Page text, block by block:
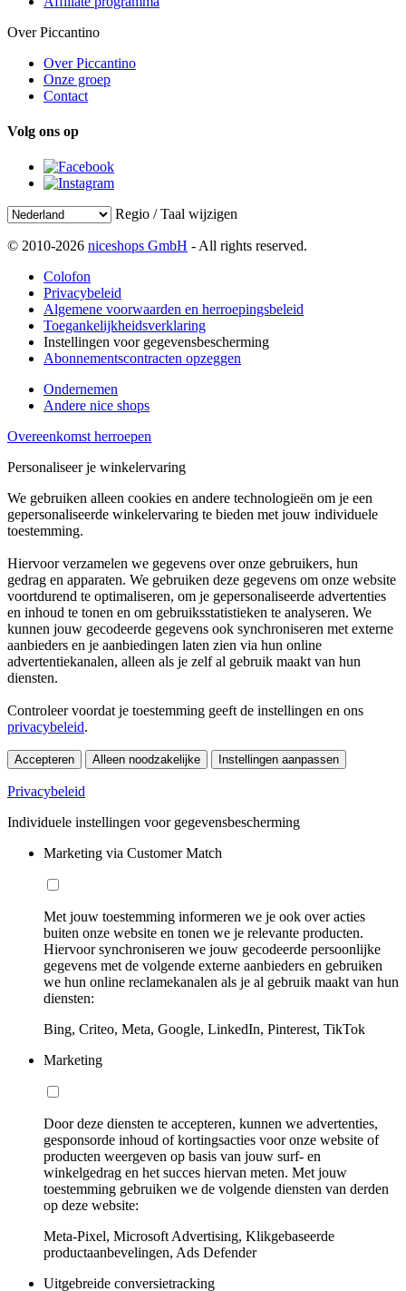
Over Piccantino
Over Piccantino
Onze groep
Contact
Volg ons op
Regio / Taal wijzigen
© 2010-2026 niceshops GmbH - All rights reserved.
Colofon
Privacybeleid
Algemene voorwaarden en herroepingsbeleid
Toegankelijkheidsverklaring
Instellingen voor gegevensbescherming
Abonnementscontracten opzeggen
Ondernemen
Andere nice shops
Overeenkomst herroepen
Personaliseer je winkelervaring
We gebruiken alleen cookies en andere technologieën om je een
gepersonaliseerde winkelervaring te bieden met jouw individuele
toestemming.
Hiervoor verzamelen we gegevens over onze gebruikers, hun
gedrag en apparaten. We gebruiken deze gegevens om onze website
voortdurend te optimaliseren, om je gepersonaliseerde advertenties
en inhoud te tonen en om gebruiksstatistieken te analyseren. We
kunnen jouw gecodeerde gegevens ook synchroniseren met externe
aanbieders en je aanbiedingen laten zien via hun online
advertentiekanalen, alleen als je zelf al gebruik maakt van hun
diensten.
Controleer voordat je toestemming geeft de instellingen en ons
privacybeleid.
Accepteren Alleen noodzakelijke Instellingen aanpassen
Privacybeleid
Individuele instellingen voor gegevensbescherming
Marketing via Customer Match
Met jouw toestemming informeren we je ook over acties
buiten onze website en tonen we je relevante producten.
Hiervoor synchroniseren we jouw gecodeerde persoonlijke
gegevens met de volgende externe aanbieders en gebruiken
we hun online reclamekanalen als je al gebruik maakt van hun
diensten:
Bing, Criteo, Meta, Google, LinkedIn, Pinterest, TikTok
Marketing
Door deze diensten te accepteren, kunnen we advertenties,
gesponsorde inhoud of kortingsacties voor onze website of
producten weergeven op basis van jouw surf- en
winkelgedrag en het succes hiervan meten. Met jouw
toestemming gebruiken we de volgende diensten van derden
op deze website:
Meta-Pixel, Microsoft Advertising, Klikgebaseerde
productaanbevelingen, Ads Defender
Uitgebreide conversietracking